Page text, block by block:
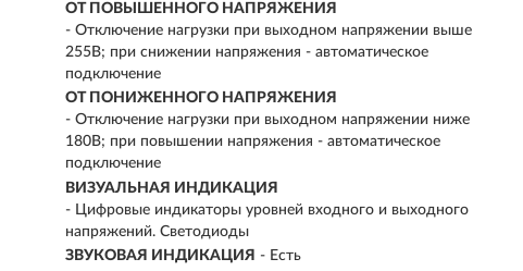
ОТ ПОВЫШЕННОГО НАПРЯЖЕНИЯ
- Отключение нагрузки при выходном напряжении выше
255В; при снижении напряжения - автоматическое
подключение
ОТ ПОНИЖЕННОГО НАПРЯЖЕНИЯ
- Отключение нагрузки при выходном напряжении ниже
180В; при повышении напряжения - автоматическое
подключение
ВИЗУАЛЬНАЯ ИНДИКАЦИЯ
- Цифровые индикаторы уровней входного и выходного
напряжений. Светодиоды
ЗВУКОВАЯ ИНДИКАЦИЯ - Есть